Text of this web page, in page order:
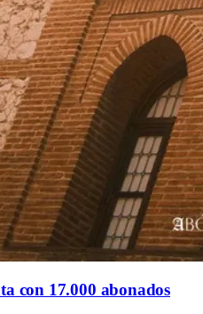
con 17.000 abonados